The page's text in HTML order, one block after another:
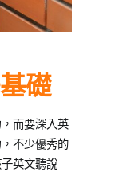
礎
而要深入英
不少優秀的
英文聽說